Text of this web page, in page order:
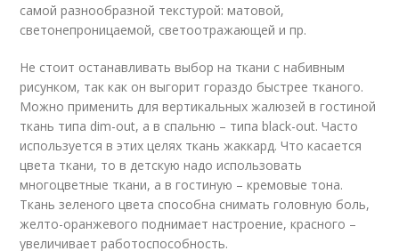
самой разнообразной текстурой: матовой,
светонепроницаемой, светоотражающей и пр.
Не стоит останавливать выбор на ткани с набивным
рисунком, так как он выгорит гораздо быстрее тканого.
Можно применить для вертикальных жалюзей в гостиной
ткань типа dim-out, а в спальню – типа black-out. Часто
используется в этих целях ткань жаккард. Что касается
цвета ткани, то в детскую надо использовать
многоцветные ткани, а в гостиную – кремовые тона.
Ткань зеленого цвета способна снимать головную боль,
желто-оранжевого поднимает настроение, красного –
увеличивает работоспособность.